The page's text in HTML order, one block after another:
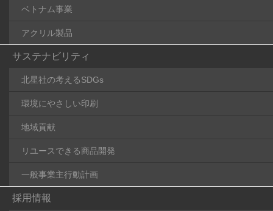
ベトナム事業
アクリル製品
サステナビリティ
北星社の考えるSDGs
環境にやさしい印刷
地域貢献
リユースできる商品開発
一般事業主行動計画
採用情報